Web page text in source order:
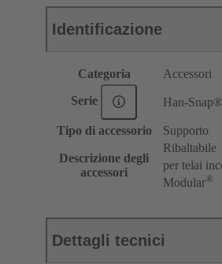
Identificazione
Categoria Accessori
Serie Han-Snap®
Tipo di accessorio Supporto
Descrizione degli
accessori
Ribaltabile
per telai
Modular®
Dettagli tecnici